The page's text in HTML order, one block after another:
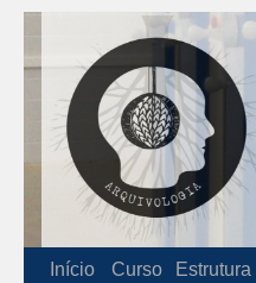
Início Curso Estrutura